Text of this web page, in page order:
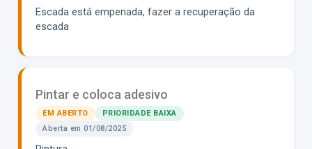
Escada está empenada, fazer a recuperação da
escada
Pintar e coloca adesivo
EM ABERTO
PRIORIDADE BAIXA
Aberta em 01/08/2025